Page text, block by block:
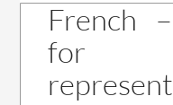
French
for